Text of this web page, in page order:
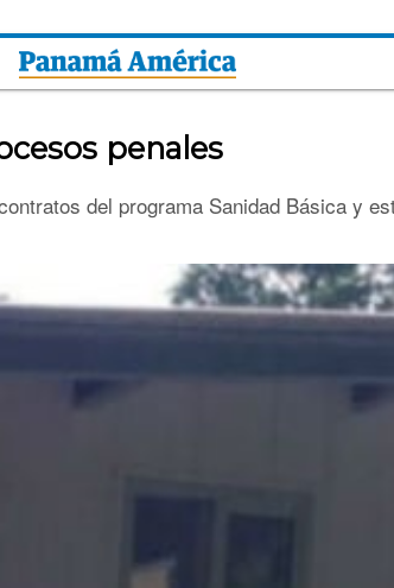
penales
del programa Sanidad Básica y